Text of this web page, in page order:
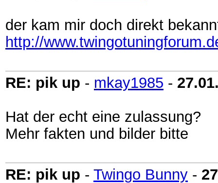
der kam mir doch direkt
http://
RE: pik up - mkay1985 -
Hat der echt eine zulassung?
Mehr fakten und bilder bitte
RE: pik up - Twingo Bunny -